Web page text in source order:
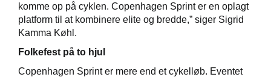
komme op på cyklen. Copenhagen Sprint er en oplagt
platform til at kombinere elite og bredde,” siger Sigrid
Kamma Køhl.
Folkefest på to hjul
Copenhagen Sprint er mere end et cykelløb. Eventet